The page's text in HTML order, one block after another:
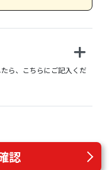
ら、こちらにご記入くだ
認